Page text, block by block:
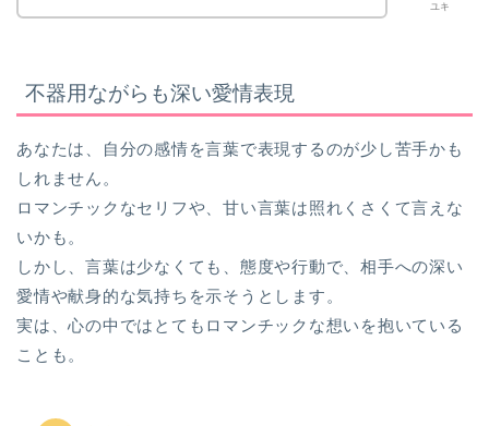
ユキ
不器用ながらも深い愛情表現
あなたは、自分の感情を言葉で表現するのが少し苦手かも
しれません。
ロマンチックなセリフや、甘い言葉は照れくさくて言えな
いかも。
しかし、言葉は少なくても、態度や行動で、相手への深い
愛情や献身的な気持ちを示そうとします。
実は、心の中ではとてもロマンチックな想いを抱いている
ことも。